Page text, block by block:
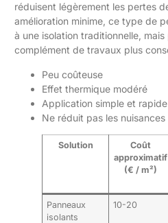
réduisent légèrement les pertes
amélioration minime, ce type de
à une isolation traditionnelle,
complément de travaux plus
Peu coûteuse
Effet thermique modéré
Application simple et rapide
Ne réduit pas les nuisances
Solution
Coût
approximatif
(€ / m²)
Panneaux
isolants
10-20